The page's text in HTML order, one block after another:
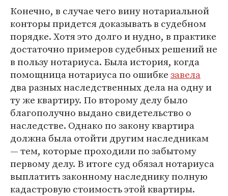
Конечно, в случае чего вину нотариальной
конторы придется доказывать в судебном
порядке. Хотя это долго и нудно, в практике
достаточно примеров судебных решений не
в пользу нотариуса. Была история, когда
помощница нотариуса по ошибкезавела
два разных наследственных дела на одну и
ту же квартиру. По второму делу было
благополучно выдано свидетельство о
наследстве. Однако по закону квартира
должна была отойти другим наследникам
— тем, которые проходили по забытому
первому делу. В итоге суд обязал нотариуса
выплатить законному наследнику полную
кадастровую стоимость этой квартиры.